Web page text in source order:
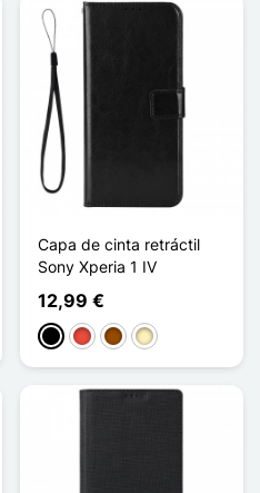
Capa de cinta retráctil
Sony Xperia 1 IV
12,99 €
PretoVermelho
Castanho
Ouro